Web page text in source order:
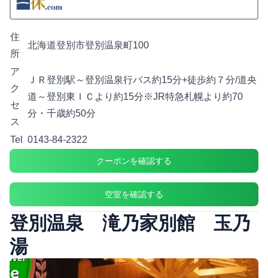
住
所
北海道登別市登別温泉町100
ア
ク
セ
ス
ＪＲ登別駅～登別温泉行バス約15分+徒歩約７分/道央
道～登別東ＩＣより約15分※JR特急札幌より約70
分・千歳約50分
Tel 0143-84-2322
クーポンを確認する
空室を確認する
登別温泉 滝乃家別館 玉乃
湯